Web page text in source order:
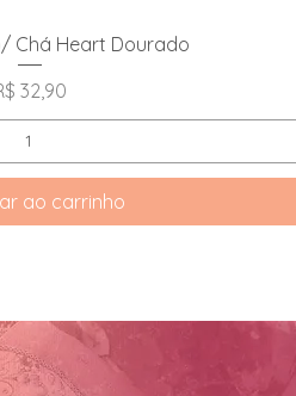
rápida
Chá Heart Dourado
Preço
32,90
ao carrinho